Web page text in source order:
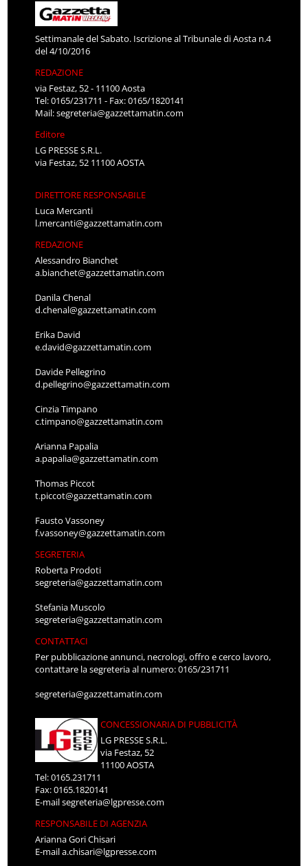
Settimanale del Sabato. Iscrizione al Tribunale di Aosta n.4
del 4/10/2016
REDAZIONE
via Festaz, 52 - 11100 Aosta
Tel: 0165/231711 - Fax: 0165/1820141
Mail:segreteria@gazzettamatin.com
Editore
LG PRESSE S.R.L.
via Festaz, 52 11100 AOSTA
DIRETTORE RESPONSABILE
Luca Mercanti
l.mercanti@gazzettamatin.com
REDAZIONE
Alessandro Bianchet
a.bianchet@gazzettamatin.com
Danila Chenal
d.chenal@gazzettamatin.com
Erika David
e.david@gazzettamatin.com
Davide Pellegrino
d.pellegrino@gazzettamatin.com
Cinzia Timpano
c.timpano@gazzettamatin.com
Arianna Papalia
a.papalia@gazzettamatin.com
Thomas Piccot
t.piccot@gazzettamatin.com
Fausto Vassoney
f.vassoney@gazzettamatin.com
SEGRETERIA
Roberta Prodoti
segreteria@gazzettamatin.com
Stefania Muscolo
segreteria@gazzettamatin.com
CONTATTACI
Per pubblicazione annunci, necrologi, offro e cerco lavoro,
contattare la segreteria al numero: 0165/231711
segreteria@gazzettamatin.com
CONCESSIONARIA DI PUBBLICITÀ
LG PRESSE S.R.L.
via Festaz, 52
11100 AOSTA
Tel: 0165.231711
Fax: 0165.1820141
E-mailsegreteria@lgpresse.com
RESPONSABILE DI AGENZIA
Arianna Gori Chisari
E-maila.chisari@lgpresse.com